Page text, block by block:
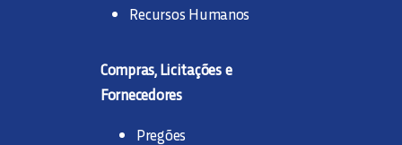
Recursos Humanos
Compras, Licitações e
Fornecedores
Pregões